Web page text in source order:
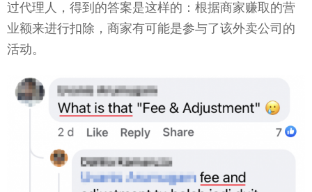
过代理人，得到的答案是这样的：根据商家赚取的营
业额来进行扣除，商家有可能是参与了该外卖公司的
活动。